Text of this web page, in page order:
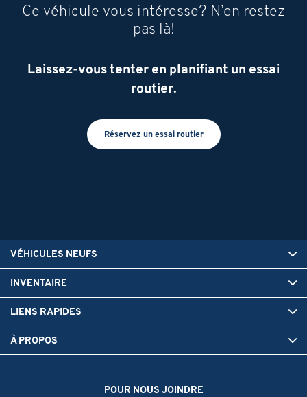
Ce véhicule vous intéresse? N’en restez
pas là!
Laissez-vous tenter en planifiant un essai
routier.
Réservez un essai routier
POUR NOUS JOINDRE
VÉHICULES NEUFS
INVENTAIRE
LIENS RAPIDES
À PROPOS